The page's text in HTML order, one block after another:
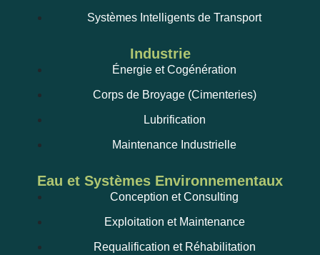
Systèmes Intelligents de Transport
Industrie
Énergie et Cogénération
Corps de Broyage (Cimenteries)
Lubrification
Maintenance Industrielle
Eau et Systèmes Environnementaux
Conception et Consulting
Exploitation et Maintenance
Requalification et Réhabilitation